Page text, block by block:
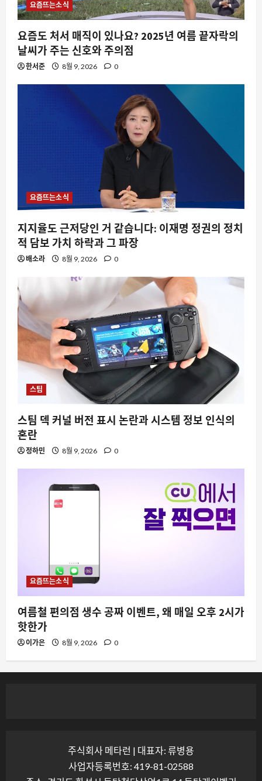
요즘뜨는소식
요즘도 처서 매직이 있나요? 2025년 여름 끝자락의
날씨가 주는 신호와 주의점
한서준 8월 9, 2026 0
요즘뜨는소식
지지율도 근저당인 거 같습니다: 이재명 정권의 정치
적 담보 가치 하락과 그 파장
배소라 8월 9, 2026 0
스팀
스팀 덱 커널 버전 표시 논란과 시스템 정보 인식의
혼란
정하민 8월 9, 2026 0
요즘뜨는소식
여름철 편의점 생수 공짜 이벤트, 왜 매일 오후 2시가
핫한가
이가은 8월 9, 2026 0
주식회사 메타런 | 대표자: 류병용
사업자등록번호: 419-81-02588